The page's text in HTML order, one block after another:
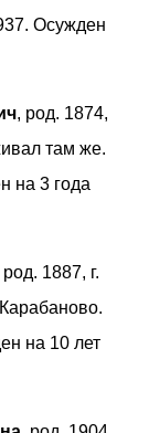
Осужден
, род. 1874,
там же.
на 3 года
род. 1887, г.
на 10 лет